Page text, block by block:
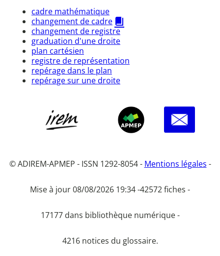
cadre mathématique
changement de cadre
changement de registre
graduation d'une droite
plan cartésien
registre de représentation
repérage dans le plan
repérage sur une droite
© ADIREM-APMEP - ISSN 1292-8054 - Mentions légales -
Mise à jour 08/08/2026 19:34 -42572 fiches -
17177 dans bibliothèque numérique -
4216 notices du glossaire.